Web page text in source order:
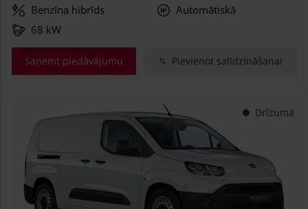
Benzīna hibrīds
Automātiskā
68 kW
Saņemt piedāvājumu Pievienot salīdzināšanai
Drīzumā